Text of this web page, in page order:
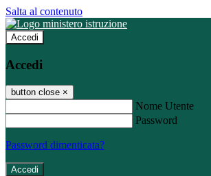
Salta al contenuto
Accedi
Accedi
button close ×
Nome Utente
Password
Password dimenticata?